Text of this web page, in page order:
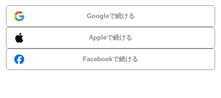
Googleで続ける
Appleで続ける
Facebookで続ける